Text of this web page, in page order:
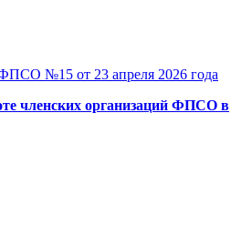
№15 от 23 апреля 2026 года
членских организаций ФПСО в